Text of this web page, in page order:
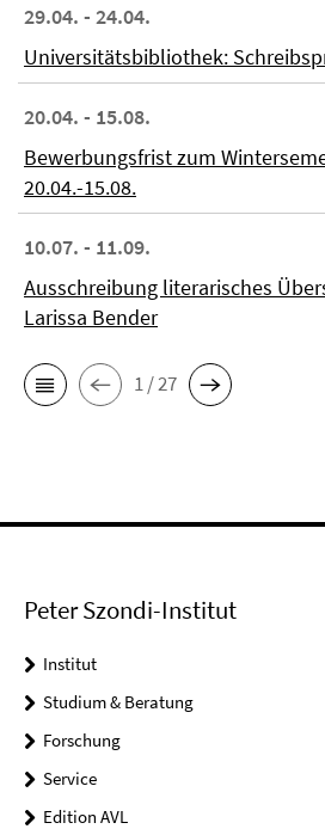
29.04. - 24.04.
Universitätsbibliothek:
20.04. - 15.08.
Bewerbungsfrist zum
20.04.-15.08.
10.07. - 11.09.
Ausschreibung literarisches
Larissa Bender
1 / 27
Peter Szondi-Institut
Institut
Studium & Beratung
Forschung
Service
Edition AVL